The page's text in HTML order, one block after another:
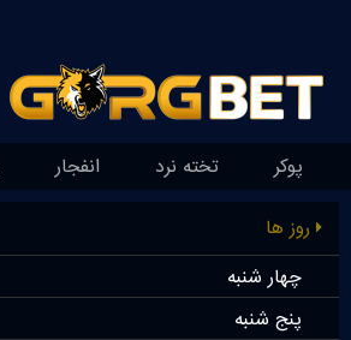
پوکر تخته نرد انفجار
روز ها
چهار شنبه
پنج شنبه